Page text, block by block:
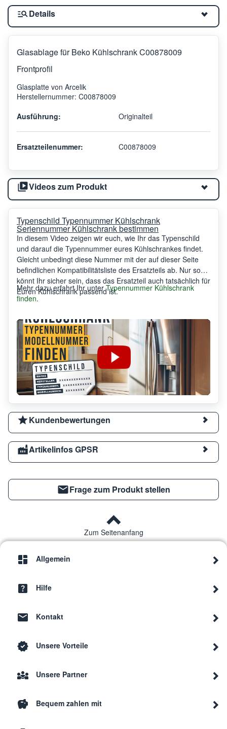
Details
Glasablage für Beko Kühlschrank C00878009
Frontprofil
Glasplatte von Arcelik
Herstellernummer: C00878009
Ausführung:
Originalteil
Ersatzteilenummer: C00878009
Videos zum Produkt
Typenschild Typennummer Kühlschrank
Seriennummer Kühlschrank bestimmen
In diesem Video zeigen wir euch, wie Ihr das Typenschild
und darauf die Typennummer eures Kühlschrankes findet.
Gleicht unbedingt diese Nummer mit der auf dieser Seite
befindlichen Kompatibilitätsliste des Ersatzteils ab. Nur so
könnt Ihr sicher sein, dass das Ersatzteil auch tatsächlich für
Euren Kühlschrank passend ist.
Mehr dazu erfahrt Ihr unterTypennummer Kühlschrank
finden.
Kundenbewertungen
Artikelinfos GPSR
Frage zum Produkt stellen
Zum Seitenanfang
Allgemein
Hilfe
Kontakt
Unsere Vorteile
Unsere Partner
Bequem zahlen mit